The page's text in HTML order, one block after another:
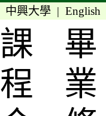
中興大學| English
課
程
畢
業